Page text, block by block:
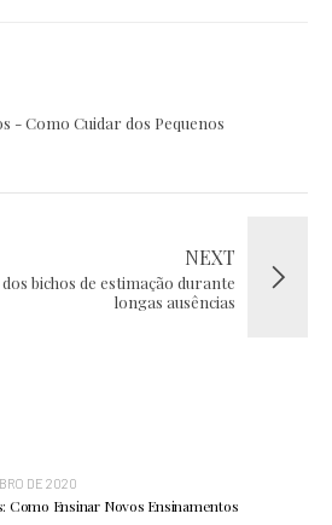
- Como Cuidar dos Pequenos
NEXT
bichos de estimação durante
longas ausências
DE 2020
Como Ensinar Novos Ensinamentos